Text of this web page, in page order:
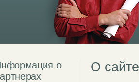
о
О сайте